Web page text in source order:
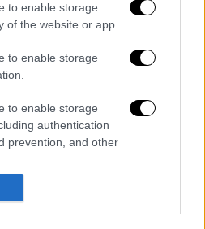
to enable storage
of the website or app.
to enable storage
to enable storage
authentication
prevention, and other
καταχώρηση
συλλήψεις και νέοι
Το Ιράν σκληραίνει τη γραμμή
εν μέσω πολέμου